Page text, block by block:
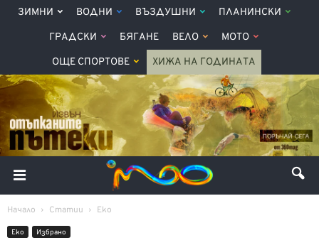
ЗИМНИ ВОДНИ ВЪЗДУШНИ ПЛАНИНСКИ
ГРАДСКИ БЯГАНЕ ВЕЛО МОТО
ОЩЕ СПОРТОВЕ ХИЖА НА ГОДИНАТА
Начало Статии Еко
Еко Избрано